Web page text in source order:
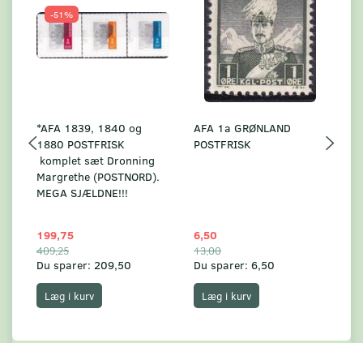
-51%
*AFA 1839, 1840 og
1880 POSTFRISK
komplet sæt Dronning
Margrethe (POSTNORD).
MEGA SJÆLDNE!!!
199,75
409,25
Du sparer: 209,50
Læg i kurv
AFA 1a GRØNLAND
POSTFRISK
6,50
13,00
Du sparer: 6,50
Læg i kurv